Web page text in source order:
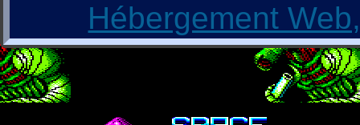
Hébergement